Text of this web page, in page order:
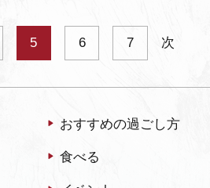
が
家・オリジナル）から、加
賀工芸小物（金沢金箔・山
etc.）まで、旅の思い出に
産を見つけて下さい。《九
300年前、大聖…
5 6 7 次
おすすめの過ごし方
食べる